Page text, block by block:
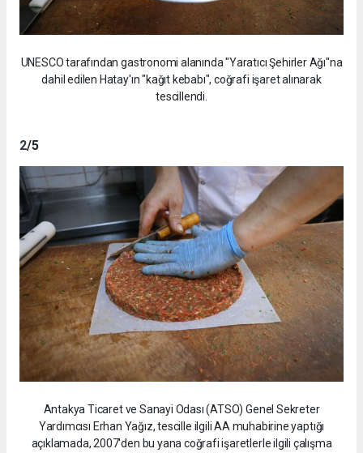
UNESCO tarafından gastronomi alanında "Yaratıcı Şehirler Ağı"na
dahil edilen Hatay'ın "kağıt kebabı", coğrafi işaret alınarak
tescillendi.
2/5
Antakya Ticaret ve Sanayi Odası (ATSO) Genel Sekreter
Yardımcısı Erhan Yağız, tescille ilgili AA muhabirine yaptığı
açıklamada, 2007'den bu yana coğrafi işaretlerle ilgili çalışma